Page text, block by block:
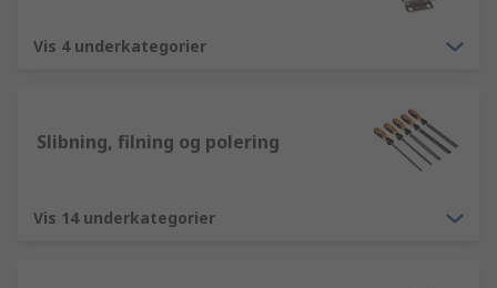
Vis 4 underkategorier
Slibning, filning og polering
Vis 14 underkategorier